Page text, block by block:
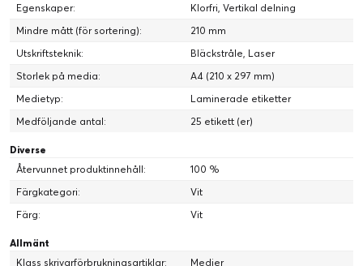
Egenskaper:
Klorfri, Vertikal delning
Mindre mått (för sortering):
210 mm
Utskriftsteknik:
Bläckstråle, Laser
Storlek på media:
A4 (210 x 297 mm)
Medietyp:
Laminerade etiketter
Medföljande antal:
25 etikett (er)
Diverse
Återvunnet produktinnehåll:
100 %
Färgkategori:
Vit
Färg:
Vit
Allmänt
Klass skrivarförbrukningsartiklar:
Medier